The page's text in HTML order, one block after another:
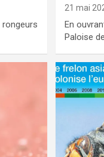
rongeurs
21 mai
En
Paloise